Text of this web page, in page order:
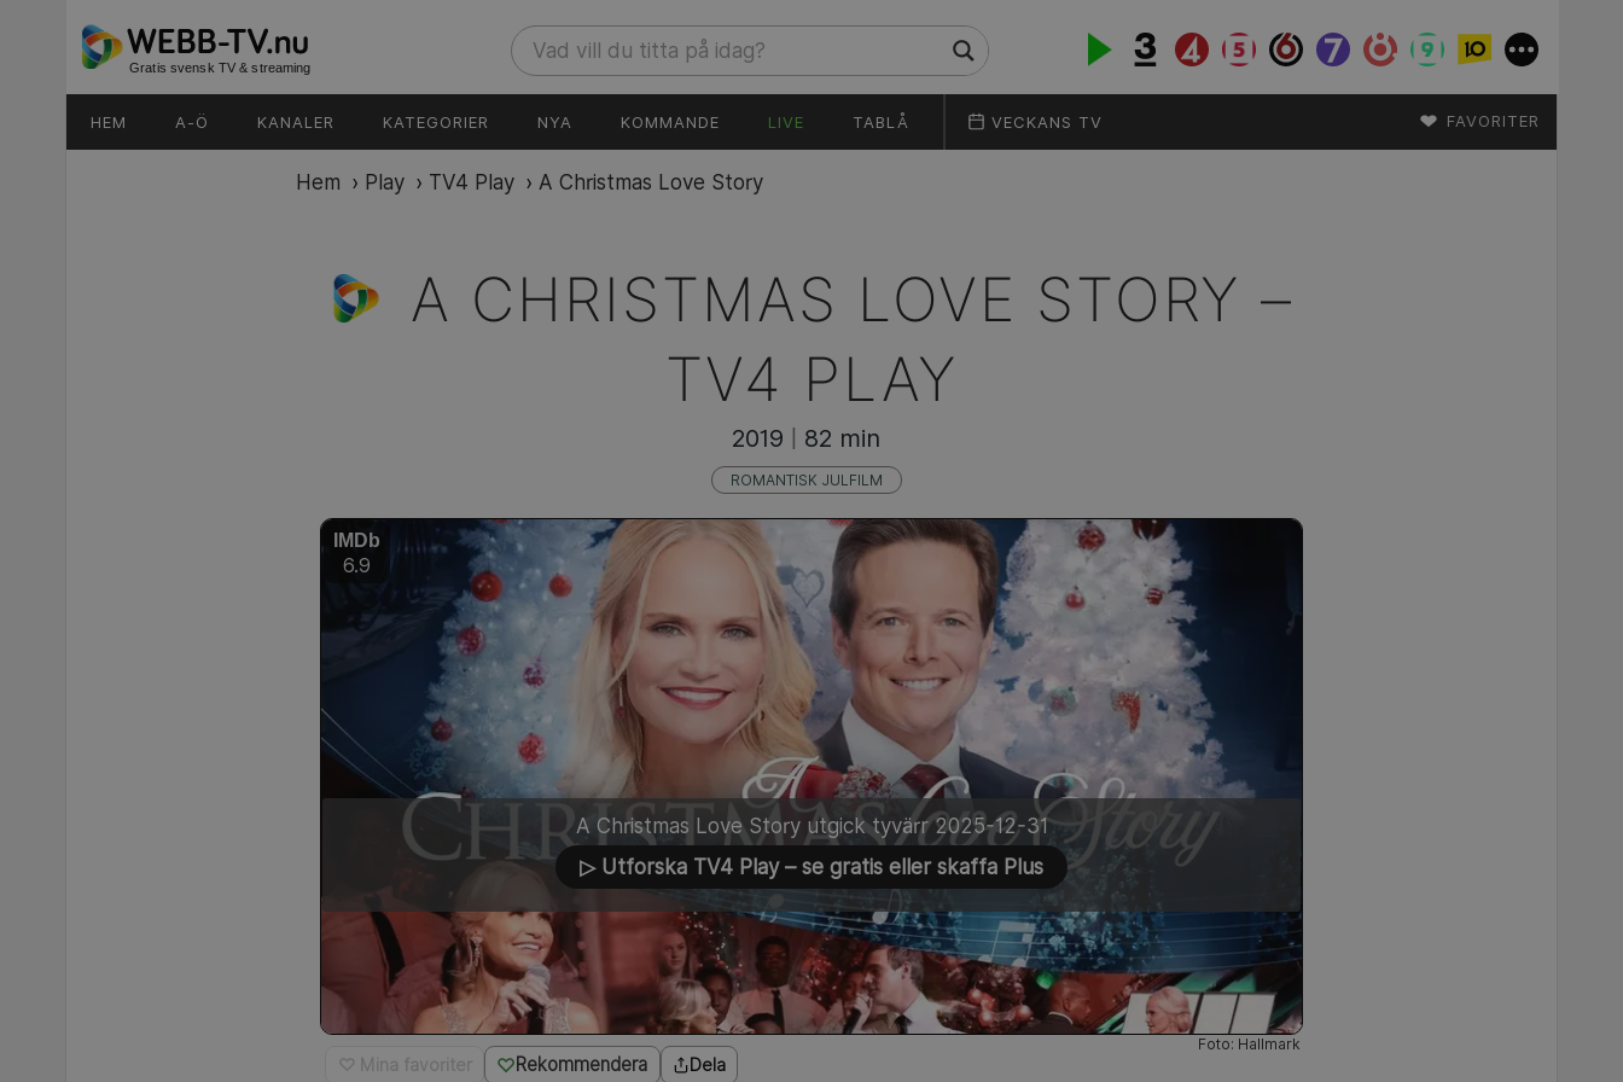
Gratis svensk TV & streaming
HEM A-Ö KANALER KATEGORIER NYA KOMMANDE LIVE TABLÅ VECKANS TV ♥ FAVORITER
Hem › Play › TV4 Play › A Christmas Love Story
A CHRISTMAS LOVE STORY –
TV4 PLAY
♡ Mina favoriter Rekommendera Dela
Foto: Hallmark
A Christmas Love Story utgick tyvärr 2025-12-31
▷ Utforska TV4 Play – se gratis eller skaffa Plus
2019 82 min
ROMANTISK JULFILM
IMDb
6.9